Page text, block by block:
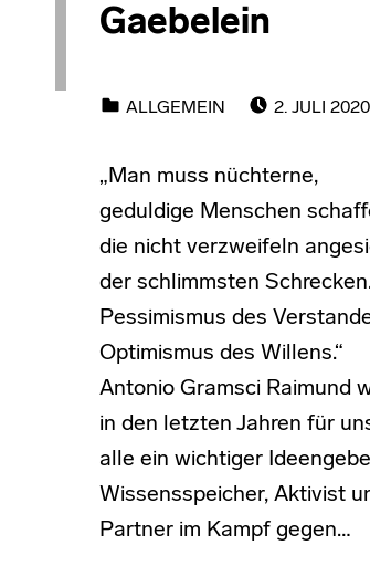
Gaebelein
ALLGEMEIN
2. JULI 2020
„Man muss nüchterne,
geduldige Menschen
die nicht verzweifeln
der schlimmsten
Pessimismus des
Optimismus des Willens.“
Antonio Gramsci Raimund
in den letzten Jahren für
alle ein wichtiger
Wissensspeicher, Aktivist
Partner im Kampf gegen…